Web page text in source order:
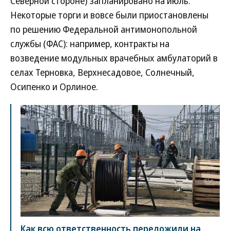
Некоторые торги и вовсе были приостановлены
по решению Федеральной антимонопольной
службы (ФАС): например, контракты на
возведение модульных врачебных амбулаторий в
селах Терновка, Верхнесадовое, Солнечный,
Осипенко и Орлиное.
Как всю ответственность переложили на